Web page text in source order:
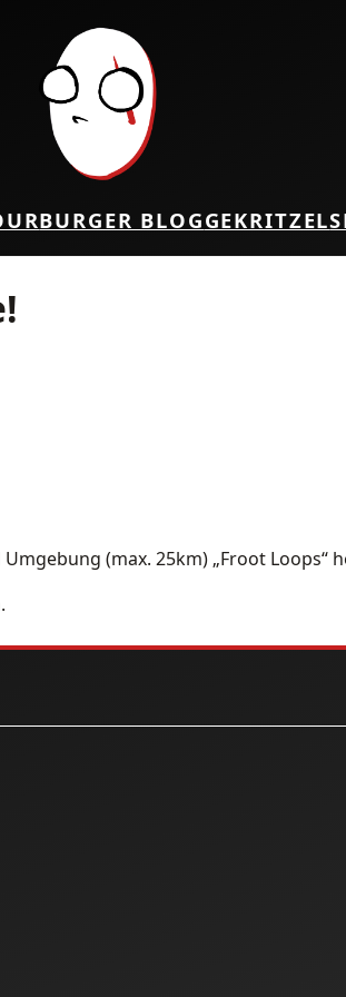
BURGER BLOGGEKRITZEL
(max. 25km) „Froot Loops“